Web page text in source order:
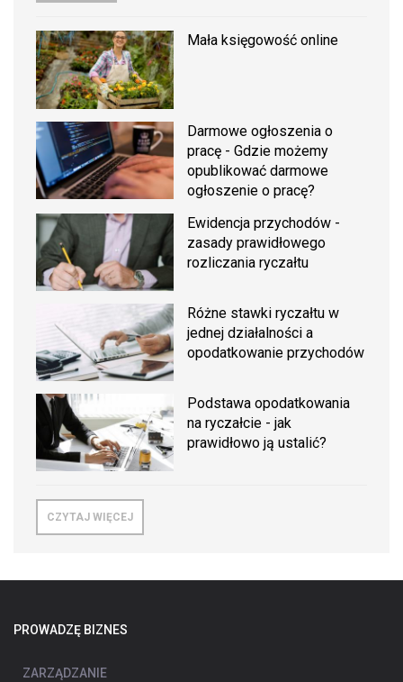
Mała księgowość online
Darmowe ogłoszenia o
pracę - Gdzie możemy
opublikować darmowe
ogłoszenie o pracę?
Ewidencja przychodów -
zasady prawidłowego
rozliczania ryczałtu
Różne stawki ryczałtu w
jednej działalności a
opodatkowanie przychodów
Podstawa opodatkowania
na ryczałcie - jak
prawidłowo ją ustalić?
CZYTAJ WIĘCEJ
PROWADZĘ BIZNES
ZARZĄDZANIE